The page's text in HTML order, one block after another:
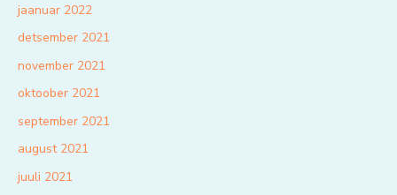
jaanuar 2022
detsember 2021
november 2021
oktoober 2021
september 2021
august 2021
juuli 2021